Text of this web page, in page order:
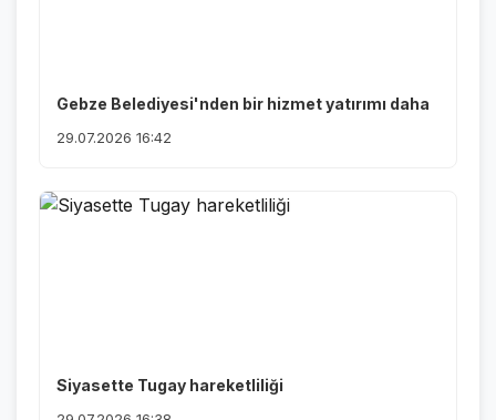
Gebze Belediyesi'nden bir hizmet yatırımı daha
29.07.2026 16:42
Siyasette Tugay hareketliliği